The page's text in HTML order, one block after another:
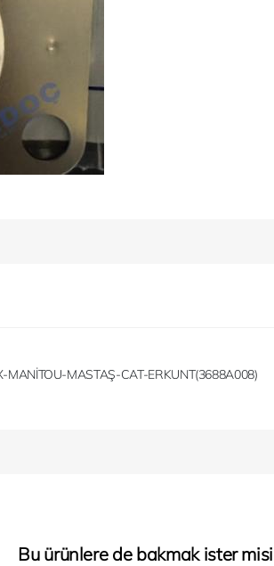
MANİTOU-MASTAŞ-CAT-ERKUNT(3688A008)
Bu ürünlere de bakmak ister